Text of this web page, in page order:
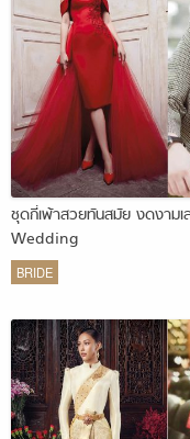
ชุดกี่เพ้าสวยทันสมัย งดงาม
Wedding
BRIDE